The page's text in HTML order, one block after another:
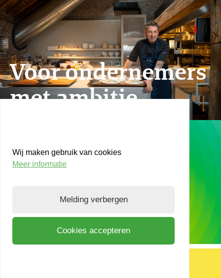
Wij maken gebruik van cookies
Meer informatie
Melding verbergen
Cookies accepteren
Voor ondernemers
met ambitie.
Voor ondernemers
met ambitie.
Wat is jouw
ambitie?